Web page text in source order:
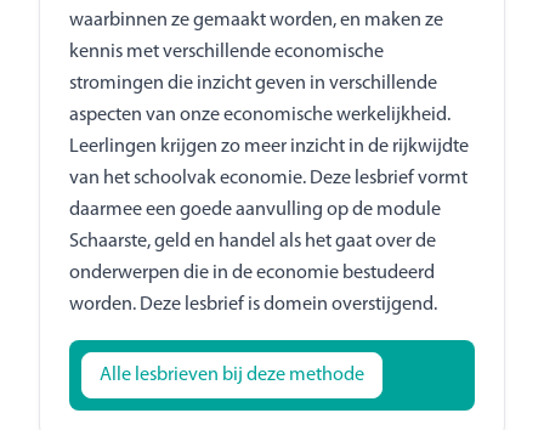
waarbinnen ze gemaakt worden, en maken ze
kennis met verschillende economische
stromingen die inzicht geven in verschillende
aspecten van onze economische werkelijkheid.
Leerlingen krijgen zo meer inzicht in de rijkwijdte
van het schoolvak economie. Deze lesbrief vormt
daarmee een goede aanvulling op de module
Schaarste, geld en handel als het gaat over de
onderwerpen die in de economie bestudeerd
worden. Deze lesbrief is domein overstijgend.
Alle lesbrieven bij deze methode